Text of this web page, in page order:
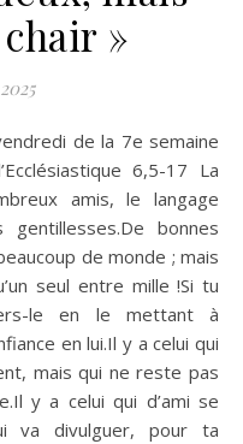
»
6,5-17 La
amis, le langage
bonnes
de monde ; mais
seul entre mille !Si tu
le en le mettant à
en lui.Il y a celui qui
mais qui ne reste pas
y a celui qui d’ami se
va divulguer, pour ta